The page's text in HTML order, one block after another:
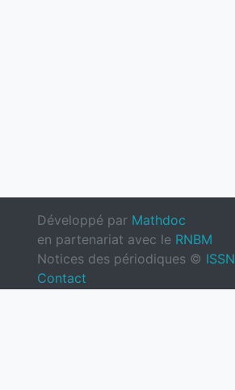
Développé par Mathdoc
en partenariat avec le RNBM
Notices des périodiques © ISSN
Contact